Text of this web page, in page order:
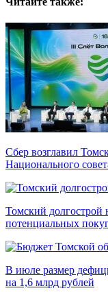
Сбер возглавил
Национального
Томский долгострой
потенциальных
В июле размер
на 1,6 млрд рублей